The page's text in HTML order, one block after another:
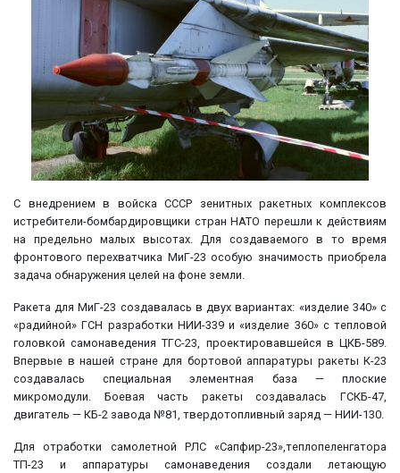
С внедрением в войска СССР зенитных ракетных комплексов
истребители-бомбардировщики стран НАТО перешли к действиям
на предельно малых высотах. Для создаваемого в то время
фронтового перехватчика МиГ-23 особую значимость приобрела
задача обнаружения целей на фоне земли.
Ракета для МиГ-23 создавалась в двух вариантах: «изделие 340» с
«радийной» ГСН разработки НИИ-339 и «изделие 360» с тепловой
головкой самонаведения ТГС-23, проектировавшейся в ЦКБ-589.
Впервые в нашей стране для бортовой аппаратуры ракеты К-23
создавалась специальная элементная база — плоские
микромодули. Боевая часть ракеты создавалась ГСКБ-47,
двигатель — КБ-2 завода №81, твердотопливный заряд — НИИ-130.
Для отработки самолетной РЛС «Сапфир-23»,теплопеленгатора
ТП-23 и аппаратуры самонаведения создали летающую